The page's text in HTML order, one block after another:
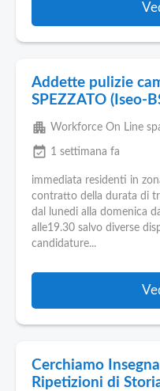
Addette pulizie
SPEZZATO (Iseo-
apartment Workforce On Line
event_available 1 settimana fa
immediata residenti in
contratto della durata di
dal lunedi alla domenica
alle19.30 salvo diverse
candidature...
Cerchiamo
Ripetizioni di